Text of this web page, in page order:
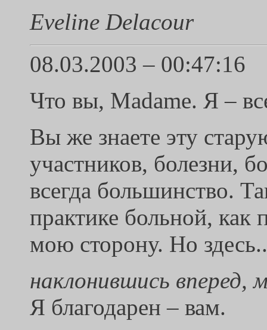
Eveline Delacour
08.03.2003 – 00:47:16
Что вы, Madame. Я –
Вы же знаете эту
участников, болезни,
всегда большинство.
практике больной, как
мою сторону. Но
наклонившись вперед,
Я благодарен – вам.